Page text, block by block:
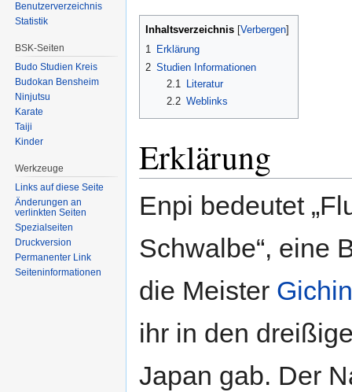
Inhaltsverzeichnis Verbergen
1 Erklärung
2 Studien Informationen
2.1
Literatur
2.2 Weblinks
Erklärung
Enpi bedeutet
Schwalbe“, eine
die Meister
ihr in den
Japan gab. Der
Benutzerverzeichnis
Statistik
BSK-Seiten
Budo Studien Kreis
Budokan Bensheim
Ninjutsu
Karate
Taiji
Kinder
Werkzeuge
Links auf diese Seite
Änderungen an
verlinkten Seiten
Spezialseiten
Druckversion
Permanenter Link
Seiten­informationen